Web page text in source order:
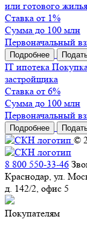
или готового жилья
Ставка от 1%
Сумма до 100 млн
Первоначальный
Подробнее
IT ипотека
застройщика
Ставка от 6%
Сумма до 100 млн
Первоначальный
Подробнее
©
8 800 550-33-46
Краснодар, ул.
д. 142/2, офис 5
Покупателям